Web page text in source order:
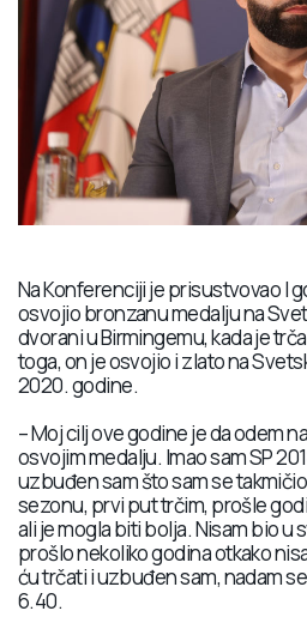
Na Konferenciji je prisustvovao I
osvojio bronzanu medalju na
dvorani u Birmingemu, kada je
toga, on je osvojio i zlato na
2020. godine.
– Moj cilj ove godine je da odem
osvojim medalju. Imao sam SP
uzbuđen sam što sam se
sezonu, prvi put trčim, prošle
ali je mogla biti bolja. Nisam bio u
prošlo nekoliko godina otkako
ću trčati i uzbuđen sam, nadam
6.40.